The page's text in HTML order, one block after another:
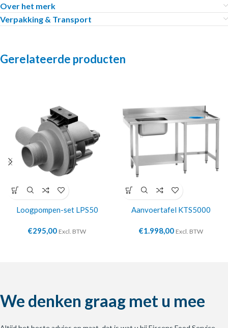
Over het merk
Verpakking & Transport
Gerelateerde producten
Loogpompen-set LPS50
€295,00 Excl. BTW
Aanvoertafel KTS5000
€1.998,00 Excl. BTW
We denken graag met u mee